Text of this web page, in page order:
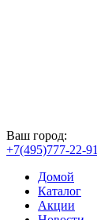
Ваш город:
+7(495)777-22-91
Домой
Каталог
Акции